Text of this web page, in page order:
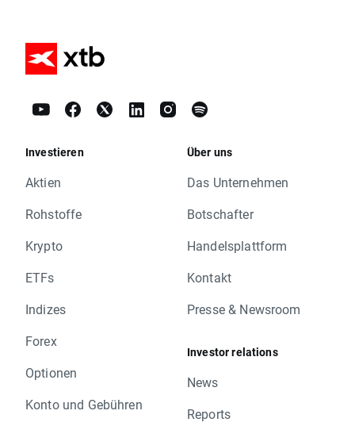
Investieren
Aktien
Rohstoffe
Krypto
ETFs
Indizes
Forex
Optionen
Konto und Gebühren
Über uns
Das Unternehmen
Botschafter
Handelsplattform
Kontakt
Presse & Newsroom
Investor relations
News
Reports